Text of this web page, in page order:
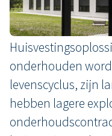
de aanwezige
onderhouds- en
onderhouden
levenscyclus, zijn
hebben lagere